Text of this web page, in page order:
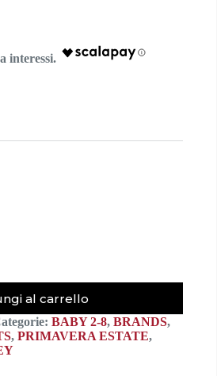
al carrello
BABY 2-8, BRANDS,
, PRIMAVERA ESTATE,